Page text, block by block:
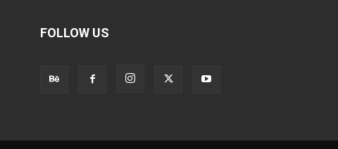
FOLLOW US